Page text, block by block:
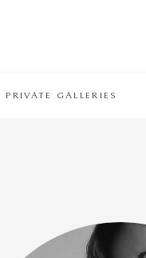
PRIVATE GALLERIES